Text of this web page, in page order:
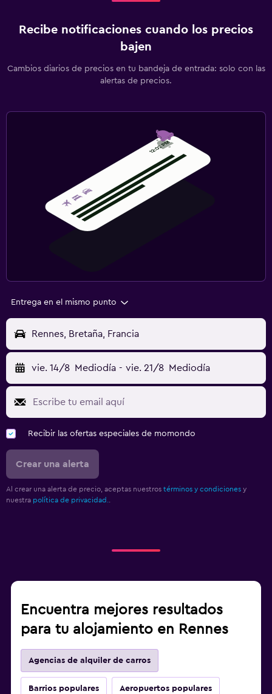
Recibe notificaciones cuando los precios
bajen
Cambios diarios de precios en tu bandeja de entrada: solo con las
alertas de precios.
Entrega en el mismo punto
Rennes, Bretaña, Francia
vie. 14/8 Mediodía - vie. 21/8 Mediodía
Recibir las ofertas especiales de momondo
Crear una alerta
Al crear una alerta de precio, aceptas nuestros términos y condiciones y
nuestra política de privacidad.
Encuentra mejores resultados
para tu alojamiento en Rennes
Agencias de alquiler de carros
Barrios populares Aeropuertos populares